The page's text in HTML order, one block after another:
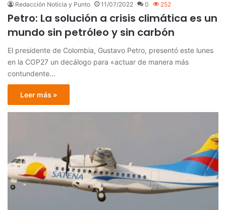
Redacción Noticia y Punto 11/07/2022 0 252
Petro: La solución a crisis climática es un
mundo sin petróleo y sin carbón
El presidente de Colombia, Gustavo Petro, presentó este lunes
en la COP27 un decálogo para «actuar de manera más
contundente…
Leer más »